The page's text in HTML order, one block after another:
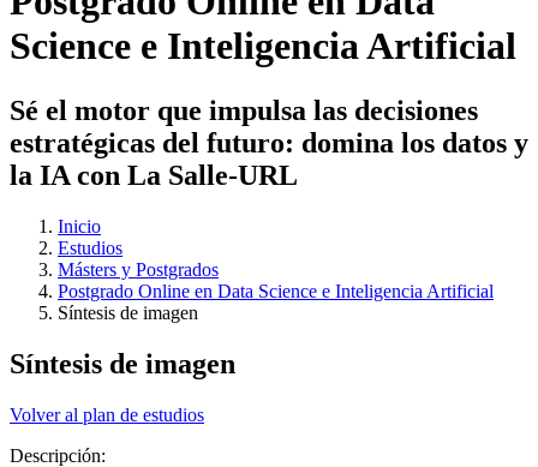
Science e Inteligencia Artificial
Sé el motor que impulsa las decisiones
estratégicas del futuro: domina los datos y
la IA con La Salle-URL
Inicio
Estudios
Másters y Postgrados
Postgrado Online en Data Science e Inteligencia Artificial
Síntesis de imagen
Síntesis de imagen
Volver al plan de estudios
Descripción: